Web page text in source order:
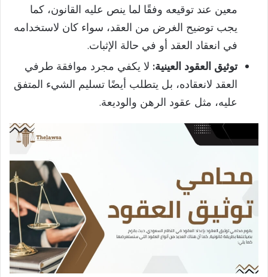
معين عند توقيعه وفقًا لما ينص عليه القانون، كما
يجب توضيح الغرض من العقد، سواء كان لاستخدامه
في انعقاد العقد أو في حالة الإثبات.
توثيق العقود العينية: لا يكفي مجرد موافقة طرفي
العقد لانعقاده، بل يتطلب أيضًا تسليم الشيء المتفق
عليه، مثل عقود الرهن والوديعة.